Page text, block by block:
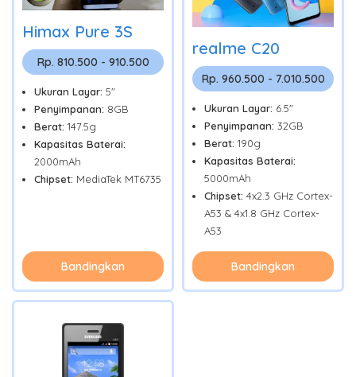
Himax Pure 3S
Rp. 810.500 - 910.500
Ukuran Layar: 5"
Penyimpanan: 8GB
Berat: 147.5g
Kapasitas Baterai:
2000mAh
Chipset: MediaTek MT6735
Bandingkan
realme C20
Rp. 960.500 - 7.010.500
Ukuran Layar: 6.5"
Penyimpanan: 32GB
Berat: 190g
Kapasitas Baterai:
5000mAh
Chipset: 4x2.3 GHz Cortex-
A53 & 4x1.8 GHz Cortex-
A53
Bandingkan